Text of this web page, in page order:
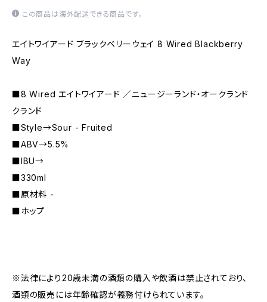
この商品は海外配送できる商品です。
エイトワイアード ブラックベリーウェイ 8 Wired Blackberry
Way
■8 Wired エイトワイアード ／ニュージーランド・オークランド
クランド
■Style→Sour - Fruited
■ABV→5.5%
■IBU→
■330ml
■原材料 -
■ホップ
※法律により20歳未満の酒類の購入や飲酒は禁止されており、
酒類の販売には年齢確認が義務付けられています。